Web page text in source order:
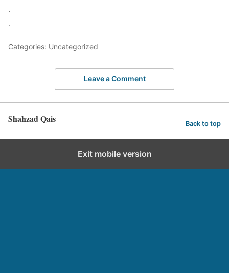
.
.
Categories: Uncategorized
Leave a Comment
Shahzad Qais Back to top
Exit mobile version